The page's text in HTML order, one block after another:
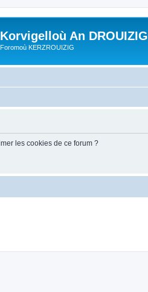
Korvigelloù An DROUIZIG
Foromoù KERZROUIZIG
les cookies de ce forum ?